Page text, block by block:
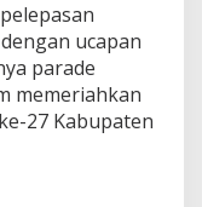
ucapan
parade
memeriahkan
27 Kabupaten